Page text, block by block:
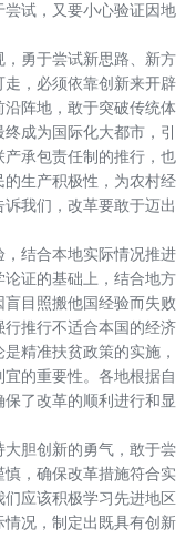
试，又要小心验证因地
勇于尝试新思路、新方
，必须依靠创新来开辟
阵地，敢于突破传统体
成为国际化大都市，引
承包责任制的推行，也
生产积极性，为农村经
我们，改革要敢于迈出
结合本地实际情况推进
证的基础上，结合地方
目照搬他国经验而失败
推行不适合本国的经济
精准扶贫政策的实施，
的重要性。各地根据自
了改革的顺利进行和显
胆创新的勇气，敢于尝
，确保改革措施符合实
应该积极学习先进地区
况，制定出既具有创新